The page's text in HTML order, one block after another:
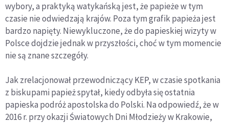
wybory, a praktyką watykańską jest, że papieże w tym
czasie nie odwiedzają krajów. Poza tym grafik papieża jest
bardzo napięty. Niewykluczone, że do papieskiej wizyty w
Polsce dojdzie jednak w przyszłości, choć w tym momencie
nie są znane szczegóły.
Jak zrelacjonował przewodniczący KEP, w czasie spotkania
z biskupami papież spytał, kiedy odbyła się ostatnia
papieska podróż apostolska do Polski. Na odpowiedź, że w
2016 r. przy okazji Światowych Dni Młodzieży w Krakowie,